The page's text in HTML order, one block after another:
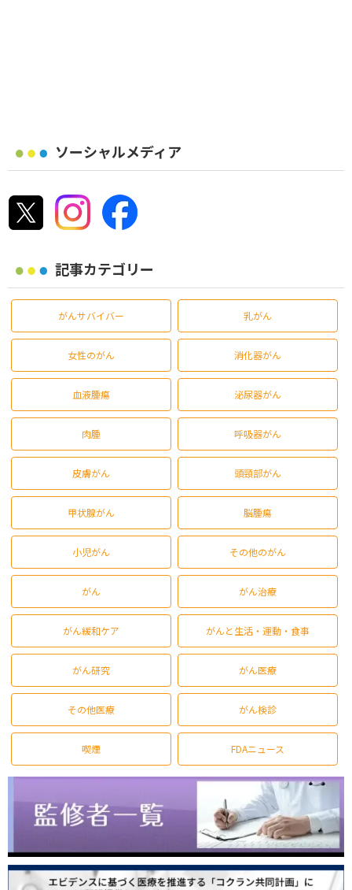
ソーシャルメディア
記事カテゴリー
がんサバイバー 乳がん
女性のがん 消化器がん
血液腫瘍 泌尿器がん
肉腫 呼吸器がん
皮膚がん 頭頸部がん
甲状腺がん 脳腫瘍
小児がん その他のがん
がん がん治療
がん緩和ケア がんと生活・運動・食事
がん研究 がん医療
その他医療 がん検診
喫煙 FDAニュース